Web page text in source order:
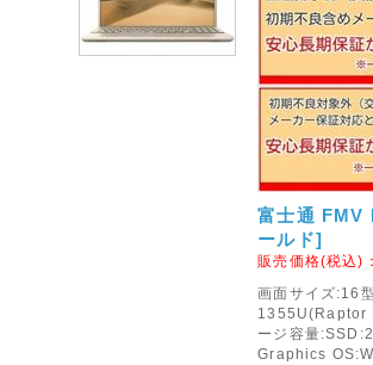
富士通 FMV
ールド]
販売価格(税込)
画面サイズ:16
1355U(Raptor
ージ容量
Graphics